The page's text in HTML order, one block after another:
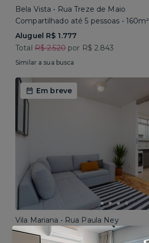
Bela Vista • Rua Treze de Maio
Compartilhado até 5 pessoas • 160m²
Aluguel R$ 1.777
Total R$ 2.520por R$ 2.843
Similar a sua busca
Em breve
Vila Mariana • Rua Paula Ney
Compartilhado até 4 pessoas • 101m²